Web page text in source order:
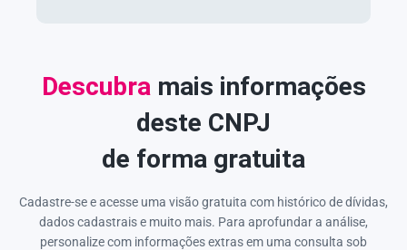
Descubra mais informações
deste CNPJ
de forma gratuita
Cadastre-se e acesse uma visão gratuita com histórico de dívidas,
dados cadastrais e muito mais. Para aprofundar a análise,
personalize com informações extras em uma consulta sob